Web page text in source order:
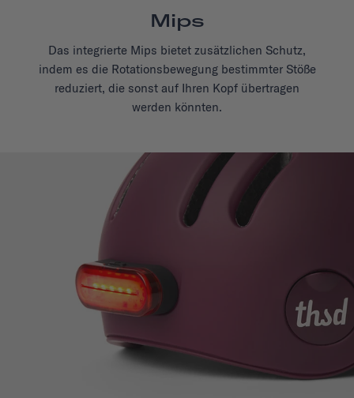
Mips
Das integrierte Mips bietet zusätzlichen Schutz,
indem es die Rotationsbewegung bestimmter Stöße
reduziert, die sonst auf Ihren Kopf übertragen
werden könnten.